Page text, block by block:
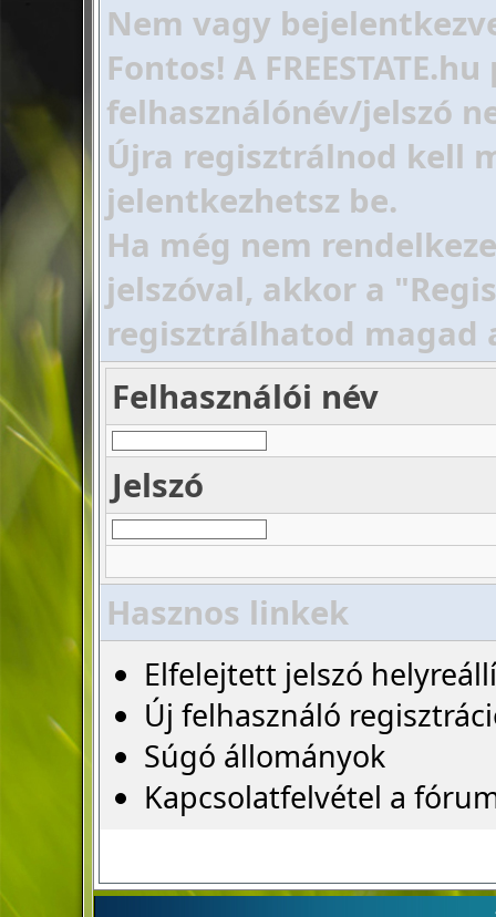
Nem vagy
Fontos! A
felhasználónév/jelszó
Újra regisztrálnod kell
jelentkezhetsz be.
Ha még nem
jelszóval, akkor a
regisztrálhatod magad
Felhasználói név
Jelszó
Hasznos linkek
Elfelejtett jelszó
Új felhasználó
Súgó állományok
Kapcsolatfelvétel a